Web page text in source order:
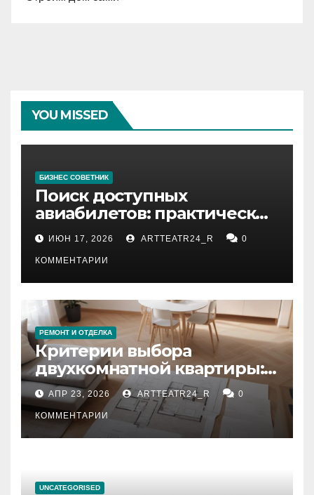
YOU MISSED
БИЗНЕС СОВЕТНИК
Поиск доступных
авиабилетов: практические
рекомендации
ИЮН 17, 2026 ARTTEATR24_R 0
КОММЕНТАРИИ
РЕМОНТ И ОТДЕЛКА
Критерии выбора
двухкомнатной квартиры:
планировка, площадь,
состояние и документация
АПР 23, 2026 ARTTEATR24_R 0
КОММЕНТАРИИ
UNCATEGORISED